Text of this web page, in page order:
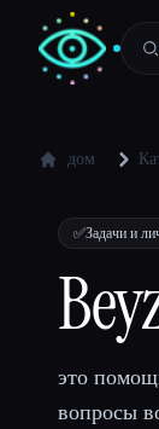
дом
✅Задачи и
это
вопросы